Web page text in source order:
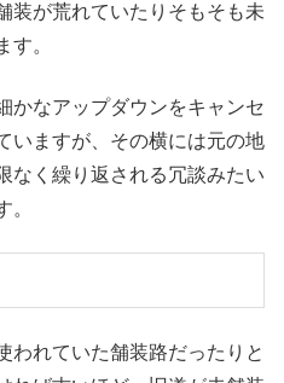
装が荒れていたりそもそも未
す。
かなアップダウンをキャンセ
いますが、その横には元の地
なく繰り返される冗談みたい
。
われていた舗装路だったりと